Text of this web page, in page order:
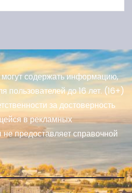
содержать информацию,
пользователей до 16 лет. (16+)
за достоверность
в рекламных
предоставляет справочной